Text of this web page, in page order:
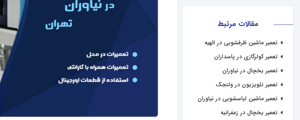
مقالات مرتبط
تعمیر ماشین ظرفشویی در الهیه
تعمیر کولرگازی در پاسداران
تعمیر یخچال در نیاوران
تعمیر تلویزیون در ولنجک
تعمیر ماشین لباسشویی در نیاوران
تعمیر یخچال در زعفرانیه